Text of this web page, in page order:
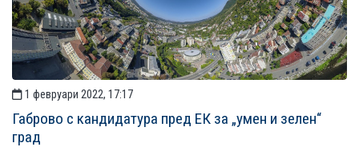
1 февруари 2022, 17:17
Габрово с кандидатура пред ЕК за „умен и зелен“
град